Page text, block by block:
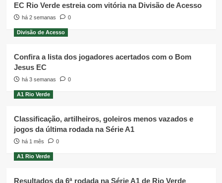
EC Rio Verde estreia com vitória na Divisão de Acesso
há 2 semanas 0
Divisão de Acesso
Confira a lista dos jogadores acertados com o Bom
Jesus EC
há 3 semanas 0
A1 Rio Verde
Classificação, artilheiros, goleiros menos vazados e
jogos da última rodada na Série A1
há 1 mês 0
A1 Rio Verde
Resultados da 6ª rodada na Série A1 de Rio Verde